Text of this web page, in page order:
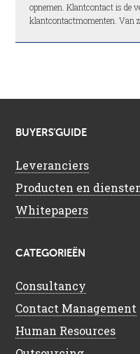
opnemen. Klantcontact is de
klantcontactmomenten. Van
BUYERS’GUIDE
Leveranciers
Producten en
Whitepapers
CATEGORIEËN
Consultancy
Contact Management
Human Resources